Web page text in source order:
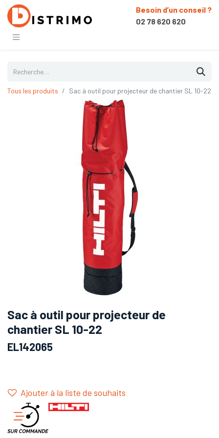
Besoin d’un conseil ?
02 78 620 620
Tous les produits Sac à outil pour projecteur de chantier SL 10-22
Sac à outil pour projecteur de
chantier SL 10-22
EL142065
Ajouter à la liste de souhaits